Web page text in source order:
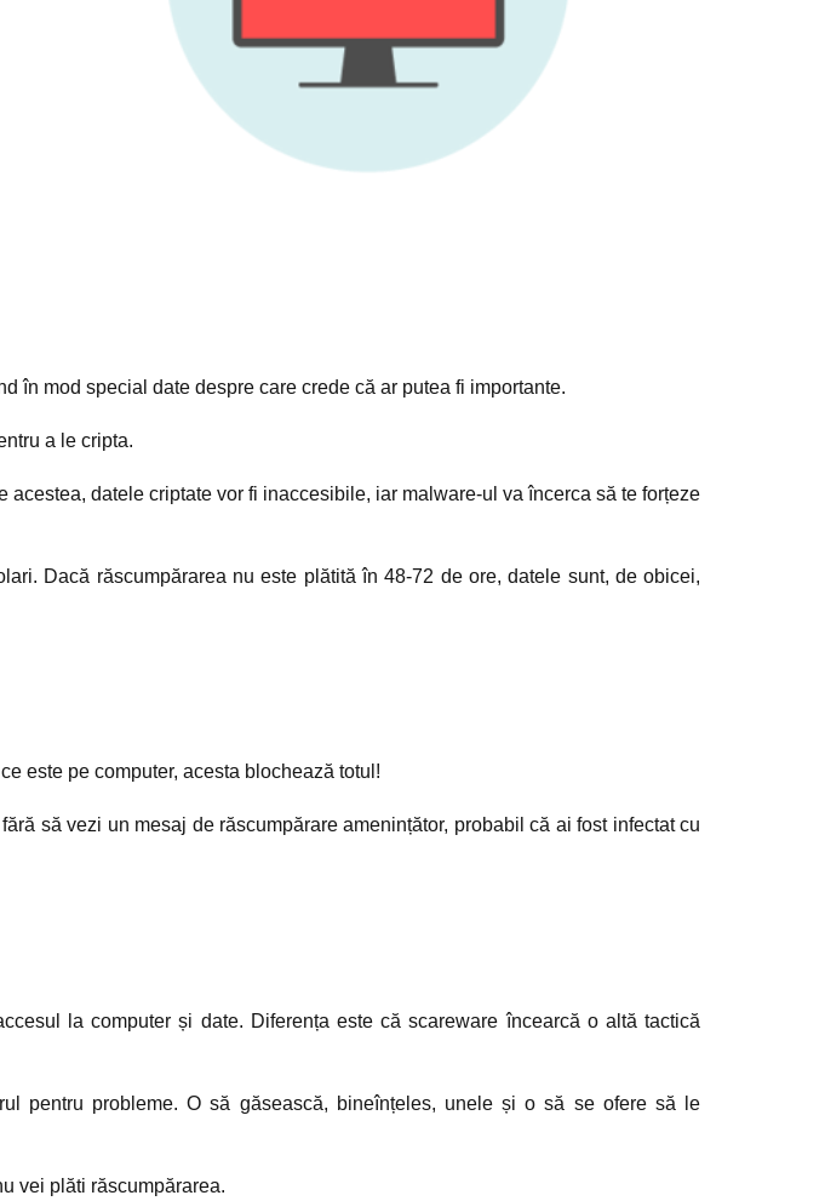
în mod special date despre care crede că ar putea fi importante.
a le cripta.
datele criptate vor fi inaccesibile, iar malware-ul va încerca să te forțeze
Dacă răscumpărarea nu este plătită în 48-72 de ore, datele sunt, de obicei,
este pe computer, acesta blochează totul!
să vezi un mesaj de răscumpărare amenințător, probabil că ai fost infectat cu
la computer și date. Diferența este că scareware încearcă o altă tactică
pentru probleme. O să găsească, bineînțeles, unele și o să se ofere să le
vei plăti răscumpărarea.